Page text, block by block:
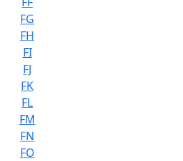
FG
FH
FI
FJ
FK
FL
FM
FN
FO